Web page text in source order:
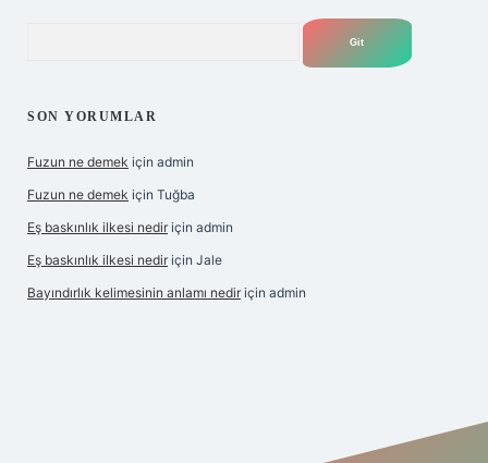
SON YORUMLAR
Fuzun ne demek için admin
Fuzun ne demek için Tuğba
Eş baskınlık ilkesi nedir için admin
Eş baskınlık ilkesi nedir için Jale
Bayındırlık kelimesinin anlamı nedir için admin